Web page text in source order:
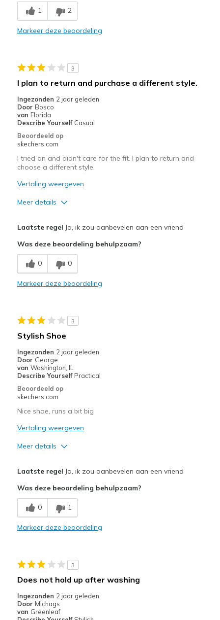
Comfortable
Width
Feels true to width
Sizing
Feels half size too big
View On Shoes
Shoes are for Wearing
1 2
Markeer deze beoordeling
3
I plan to return and purchase a different style.
Ingezonden 2 jaar geleden
Door Bosco
van Florida
Describe Yourself Casual
Beoordeeld op
skechers.com
I tried on and didn't care for the fit. I plan to return and
choose a different style.
Vertaling weergeven
Meer details
Minpunten
didn't wear to make comment
Feels true to width
Sizing
View On Shoes
Shoes are for Wearing
Laatste regel Ja, ik zou aanbevelen aan een vriend
Was deze beoordeling behulpzaam?
0 0
Markeer deze beoordeling
3
Stylish Shoe
Ingezonden 2 jaar geleden
Door George
van Washington, IL
Describe Yourself Practical
Beoordeeld op
skechers.com
Nice shoe, runs a bit big
Vertaling weergeven
Meer details
Beste toepassingen
Casual Wear
Special Occasions
Sizing
View On Shoes
I'm Into Shoes
Laatste regel Ja, ik zou aanbevelen aan een vriend
Was deze beoordeling behulpzaam?
0 1
Markeer deze beoordeling
3
Does not hold up after washing
Ingezonden 2 jaar geleden
Door Michags
van Greenleaf